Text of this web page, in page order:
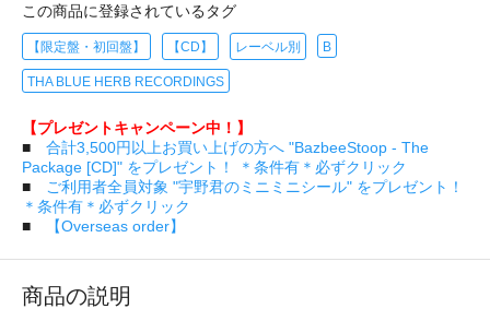
この商品に登録されているタグ
【限定盤・初回盤】 【CD】 レーベル別 B
THA BLUE HERB RECORDINGS
【プレゼントキャンペーン中！】
■ 合計3,500円以上お買い上げの方へ "BazbeeStoop - The
Package [CD]" をプレゼント！ ＊条件有＊必ずクリック
■
ご利用者全員対象 "宇野君のミニミニシール" をプレゼント！
＊条件有＊必ずクリック
■
【Overseas order】
商品の説明